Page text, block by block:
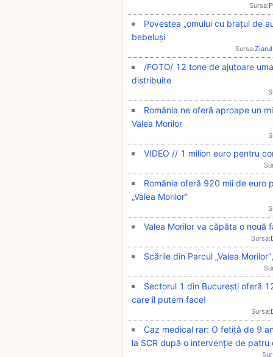
Sursa:
Povestea „omului cu brațul de
bebeluși
Sursa:
/FOTO/ 12 tone de ajutoare
distribuite
România ne oferă aproape un
Valea Morilor
VIDEO // 1 milion euro pentru
România oferă 920 mii de euro
„Valea Morilor”
Valea Morilor va căpăta o nouă
Sursa:
Scările din Parcul „Valea
Sectorul 1 din București oferă
care îl putem face!
Sursa:
Caz medical rar: O fetiță de 9
la SCR după o intervenție de patru